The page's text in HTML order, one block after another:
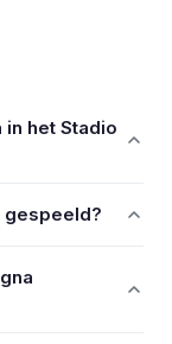
het Stadio
gespeeld?